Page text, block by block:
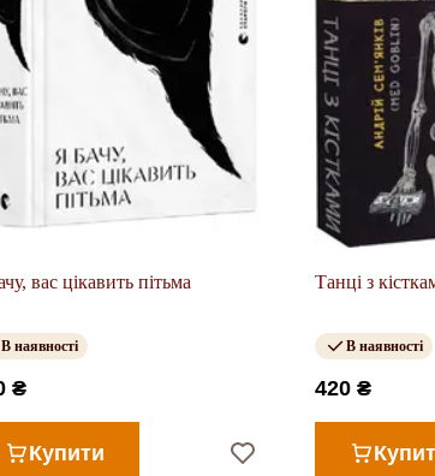
вас цікавить пітьма
В наявності
₴
Купити
Танці з
В наявності
420 ₴